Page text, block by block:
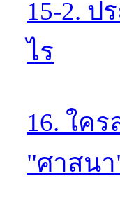
15-2. ป
ไร
16. ใค
"ศาสน